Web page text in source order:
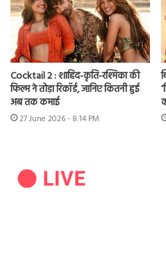
Cocktail 2 : शाहिद-कृति-रश्मिका की
फिल्म ने तोड़ा रिकॉर्ड, जानिए कितनी हुई
अब तक कमाई
27 June 2026 - 8:14 PM